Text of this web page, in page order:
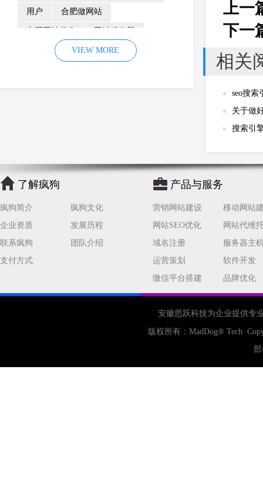
用户 合肥做网站
优化 网站降权
企业网站建设 效果 页面
网站seo 专业 关键词优化
手机
合肥网站制作 用户体验
企业网站优化 网站关键词
网站域名 网站制作
合肥网站建设
VIEW MORE
上一
下一
相关
seo搜索
关于做
搜索引
了解疯狗
疯狗简介
疯狗文化
企业资质
发展历程
联系疯狗
团队介绍
支付方式
产品与服务
营销网站建设
移动网站
网站SEO优化
网站代维
域名注册
服务器主
运营策划
软件开发
微信平台搭建
品牌优化
安徽思跃科技为企业提供专
版权所有： MadDog® Tech